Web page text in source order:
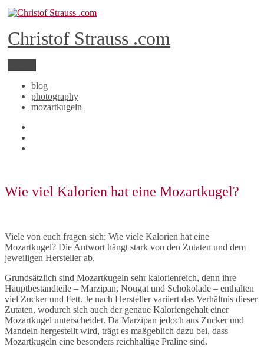
Skip
to
content
Christof Strauss .com
blog
photography
mozartkugeln
Wie viel Kalorien hat eine Mozartkugel?
Viele von euch fragen sich: Wie viele Kalorien hat eine
Mozartkugel? Die Antwort hängt stark von den Zutaten und dem
jeweiligen Hersteller ab.
Grundsätzlich sind Mozartkugeln sehr kalorienreich, denn ihre
Hauptbestandteile – Marzipan, Nougat und Schokolade – enthalten
viel Zucker und Fett. Je nach Hersteller variiert das Verhältnis dieser
Zutaten, wodurch sich auch der genaue Kaloriengehalt einer
Mozartkugel unterscheidet. Da Marzipan jedoch aus Zucker und
Mandeln hergestellt wird, trägt es maßgeblich dazu bei, dass
Mozartkugeln eine besonders reichhaltige Praline sind.